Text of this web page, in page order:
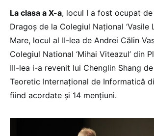
La clasa a X-a, locul I a fost ocupat
Dragoş de la Colegiul Naţional ‘Vasile
Mare, locul al II-lea de Andrei Călin
Colegiul National ‘Mihai Viteazul’ din
III-lea i-a revenit lui Chenglin Shang
Teoretic Internaţional de Informatică
fiind acordate şi 14 menţiuni.